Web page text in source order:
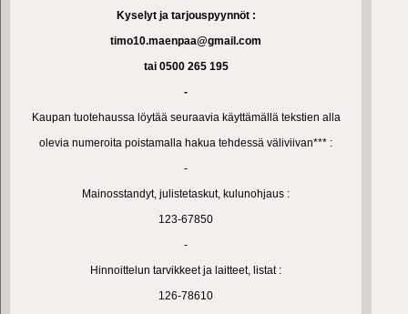
Kyselyt ja tarjouspyynnöt :
timo10.maenpaa@gmail.com
tai 0500 265 195
-
Kaupan tuotehaussa löytää seuraavia käyttämällä tekstien alla
olevia numeroita poistamalla hakua tehdessä väliviivan*** :
-
Mainosstandyt, julistetaskut, kulunohjaus :
123-67850
-
Hinnoittelun tarvikkeet ja laitteet, listat :
126-78610